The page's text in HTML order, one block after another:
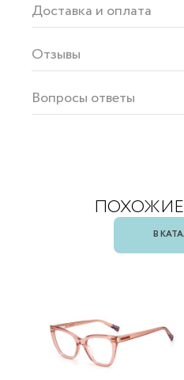
Доставка и оплата
Отзывы
Вопросы ответы
В